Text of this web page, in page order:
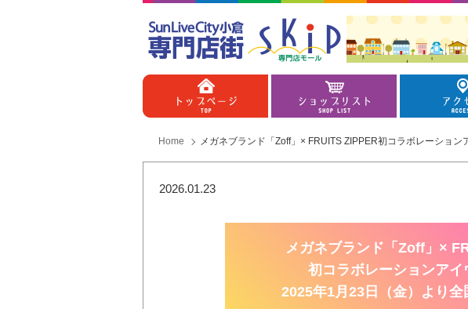
Home メガネブランド 「Zoff」× FRUITS ZIPPER初コラボレーション
2026.01.23
メガネブランド「Zoff」×
初コラボレーションアイ
2025年1月23日（金）より